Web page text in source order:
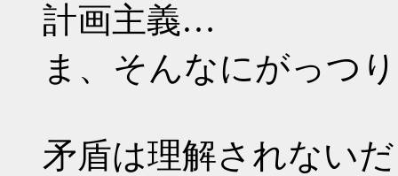
計画主義…
ま、そんなにがっつ
矛盾は理解されない